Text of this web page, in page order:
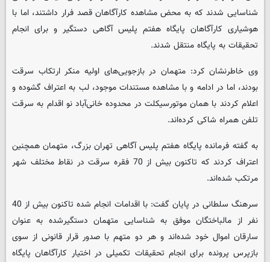
شناسایی شدند که به محض مشاهده کارآگاهان قصد فرار داشتند، اما با
هوشیاری کارآگاهان پایگاه هفتم پلیس آگاهی دستگیر و برای انجام
تحقیقات به پایگاه منتقل شدند.
وی خاطرنشان کرد: متهمان در بازجویی‌های اولیه منکر ارتکاب سرقت
بودند، اما در ادامه و با مشاهده مستندات موجود، لب به اعتراف گشوده و
اعلام کردند با همان موتورسیکلت در محدوده خانی‌آباد نو اقدام به سرقت
تلفن همراه شاکی کرده‌اند.
به گفته فرمانده پایگاه هفتم پلیس آگاهی تهران بزرگ، متهمان همچنین
اعتراف کردند که تاکنون بیش از 70 فقره سرقت در نقاط مختلف شهر
مرتکب شده‌اند.
سرهنگ سلطانی در پایان گفت: با اقدامات انجام شده تاکنون بیش از 40
نفر از مالباختگان موفق به شناسایی متهمان دستگیرشده به عنوان
سارقان اموال خود شده‌اند و هر دو متهم با صدور قرار قانونی از سوی
بازپرس پرونده برای انجام تحقیقات تکمیلی در اختیار کارآگاهان پایگاه